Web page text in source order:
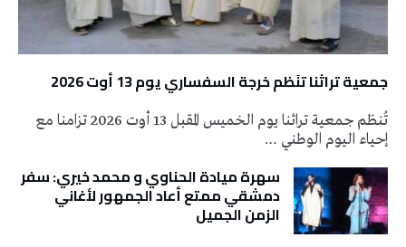
جمعية تراثنا تنَظم خرجة السفساري يوم 13 أوت 2026
تُنظم جمعية تراثنا يوم الخميس المقبل 13 أوت 2026 تزامنا مع
إحياء اليوم الوطني …
سهرة ميادة الحناوي و محمد خيري: سفر
دمشقي ممتع أعاد الجمهور لأغاني
الزمن الجميل